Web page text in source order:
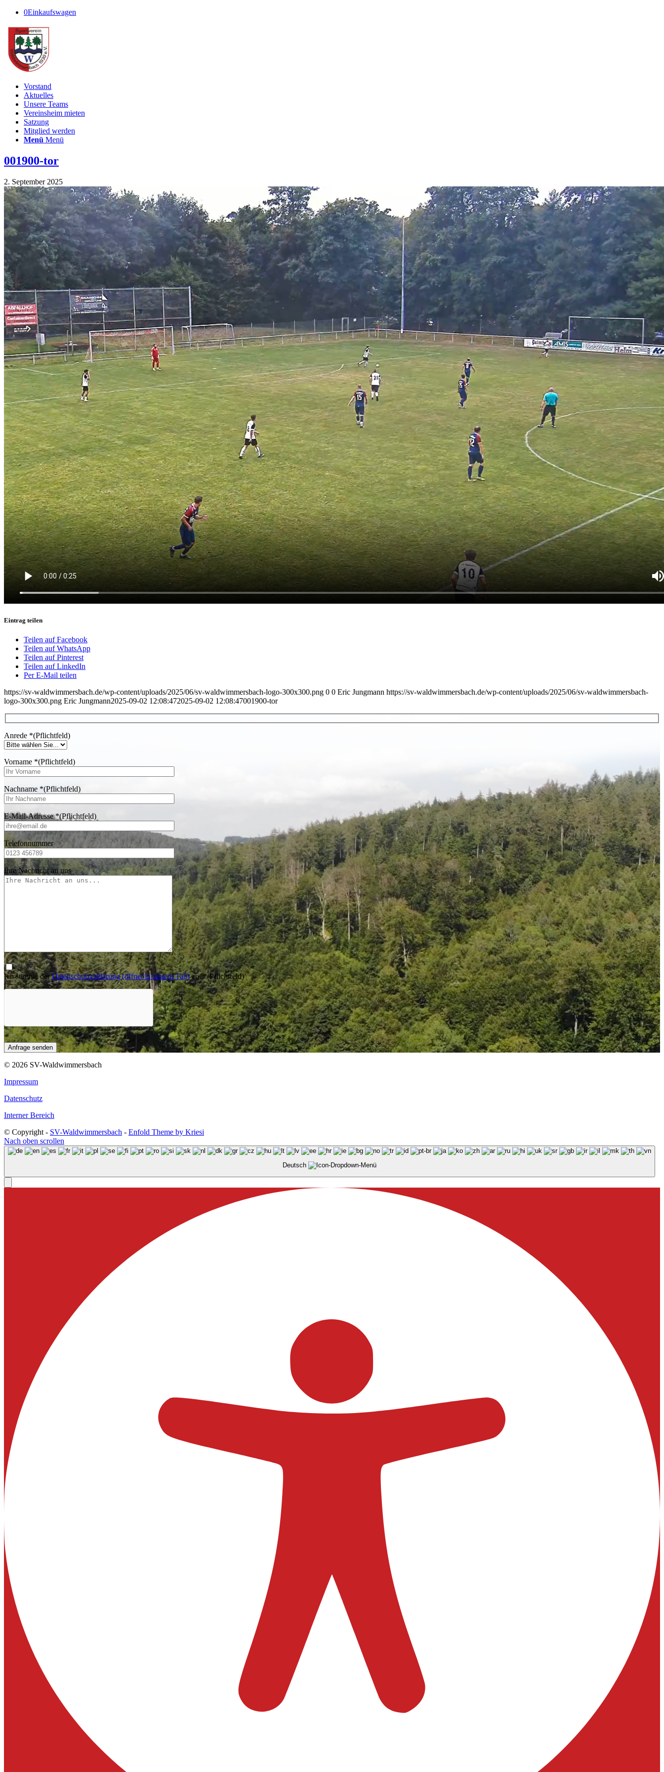
0Einkaufswagen
Vorstand
Aktuelles
Unsere Teams
Vereinsheim mieten
Satzung
Mitglied werden
Menü Menü
001900-tor
2. September 2025
Eintrag teilen
Teilen auf Facebook
Teilen auf WhatsApp
Teilen auf Pinterest
Teilen auf LinkedIn
Per E-Mail teilen
https://sv-waldwimmersbach.de/wp-content/uploads/2025/06/sv-waldwimmersbach-logo-300x300.png 0 0 Eric Jungmann https://sv-waldwimmersbach.de/wp-content/uploads/2025/06/sv-waldwimmersbach-
logo-300x300.png Eric Jungmann2025-09-02 12:08:472025-09-02 12:08:47001900-tor
Anrede *(Pflichtfeld)
Vorname *(Pflichtfeld)
Nachname *(Pflichtfeld)
E-Mail-Adresse*(Pflichtfeld)
Telefonnummer
Ihre Nachricht an uns
Ich stimme derDatenschutzerklärung(öffnet in neuem Tab)zu.*(Pflichtfeld)
© 2026 SV-Waldwimmersbach
Impressum
Datenschutz
Interner Bereich
© Copyright - SV-Waldwimmersbach - Enfold Theme by Kriesi
Nach oben scrollen
Deutsch